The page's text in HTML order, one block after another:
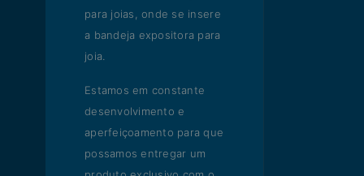
para joias, onde se insere
a bandeja expositora para
joia.
Estamos em constante
desenvolvimento e
aperfeiçoamento para que
possamos entregar um